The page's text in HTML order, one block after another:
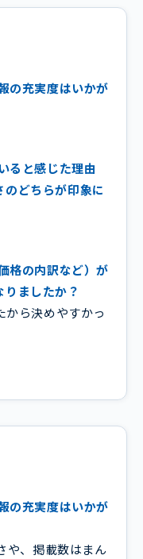
の充実度はいかが
ると感じた理由
どちらが印象に
格の内訳など）が
りましたか？
から決めやすかっ
の充実度はいかが
や、掲載数はまん